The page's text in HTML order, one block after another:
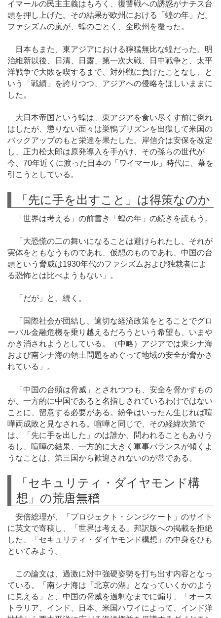
イマールの民主主義はもろく、復讐戦への誘惑がナチス台
頭を押し上げた。その結果が欧州における「蝗の年」だ。
ファシズムの嵐が、蝗のごとく、全欧州を覆った。
日本もまた、東アジアにおける獰猛無比な蝗だった。明
治維新以後、日清、日露、第一次大戦、日中戦争と、太平
洋戦争で大敗を喫するまで、対外戦に負けたことなし、と
いう「戦績」を誇りつつ、アジアへの侵略をほしいままに
した。
大日本帝国という蝗は、東アジアを食い尽くす前に倒れ
はしたが、懲りない面々は巣鴨プリズンを出獄して米国の
バックアップのもと栄達を果たした。岸信介は安保を改定
し、正力松太郎は原発導入を手がけ、その孫らの世代が
今、70年近くに渡った日本の「ワイマール」時代に、幕を
引こうとしている。
「先に手を出すこと」は得策なのか
「世界は考える」の前書き「蝗の年」の続きを読もう。
「大恐慌の二の舞いになることは避けられたし、それが
実体をともなうものであれ、仮想のものであれ、中国の台
頭という脅威は1930年代のファシズムおよび独裁者によ
る恐怖とは比べようもない」。
「だが」と、続く。
「国際社会が団結し、適切な経済政策をとることでグロ
ーバル金融危機を乗り越えるだろうという希望も、いまや
かき消されようとしている。（中略）アジアでは東シナ海
および南シナ海の領土問題をめぐって地域の安全が脅かさ
れている」。
「中国の台頭は脅威」とされつつも、安全を脅かすもの
が、一方的に中国であると名指しされているわけではない
ことに、留意する必要がある。紛争はいったん生じれば喧
嘩両成敗と見なされる。喧嘩と同じで、その経緯次第で
は、「先に手を出した」のは誰か、問われることもありう
るし、喧嘩の結果、一方的に大きく軍事バランスが傾くよ
うなことは、第三国から歓迎されないのが常である。
「セキュリティ・ダイヤモンド構
想」の荒唐無稽
安倍総理が、「プロジェクト・シンジケート」のサイト
に英文で寄稿し、「世界は考える」邦訳版への掲載を拒絶
した、「セキュリティ・ダイヤモンド構想」の中身をひも
といてみよう。
この論文は、過激に対中強硬姿勢を打ち出す内容となっ
ている。「南シナ海は『北京の湖』となっていくかのよう
に見える」と、中国の脅威を過剰なまでに煽り、「オース
トラリア、インド、日本、米国ハワイによって、インド洋